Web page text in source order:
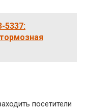
5337:
посетители